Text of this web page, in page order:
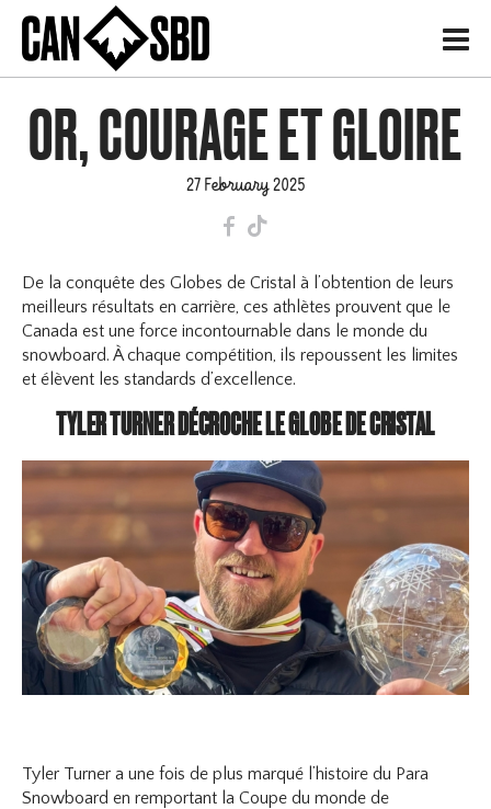
H
OR, COURAGE ET GLOIRE
27 February 2025
F T
De la conquête des Globes de Cristal à l’obtention de leurs
meilleurs résultats en carrière, ces athlètes prouvent que le
Canada est une force incontournable dans le monde du
snowboard. À chaque compétition, ils repoussent les limites
et élèvent les standards d’excellence.
TYLER TURNER DÉCROCHE LE GLOBE DE CRISTAL
Tyler Turner a une fois de plus marqué l’histoire du Para
Snowboard en remportant la Coupe du monde de